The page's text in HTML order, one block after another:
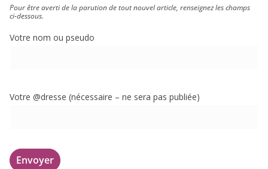
Pour être aver­ti de la paru­tion de tout nou­vel article, ren­sei­gnez les champs
ci-dessous.
Votre nom ou pseudo
Votre @dresse (néces­saire – ne sera pas publiée)